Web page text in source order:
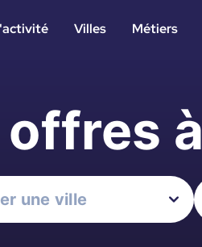
Villes Métiers
offres à